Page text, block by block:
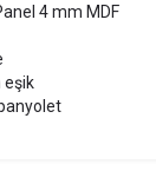
4 mm MDF
eşik